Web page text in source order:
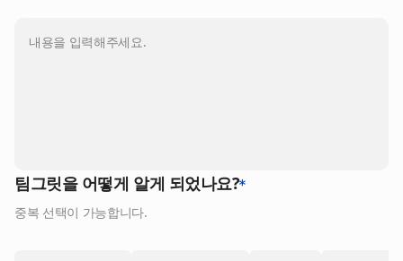
팀그릿을 어떻게 알게 되었나요?
중복 선택이 가능합니다.